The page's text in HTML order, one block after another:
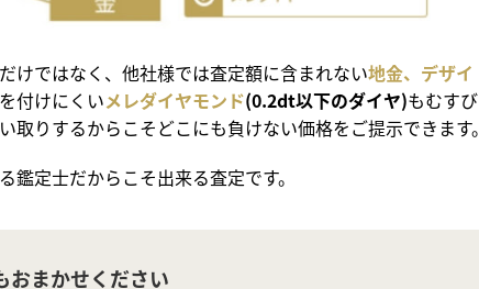
けではなく、他社様では査定額に含まれない地金、デザイ
付けにくいメレダイヤモンド(0.2dt以下のダイヤ)もむすび
取りするからこそどこにも負けない価格をご提示できます。
定士だからこそ出来る査定です。
おまかせください